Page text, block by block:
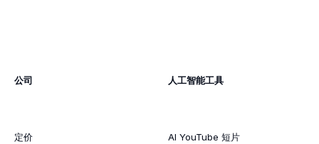
公司
定价
人工智能工具
AI YouTube 短片